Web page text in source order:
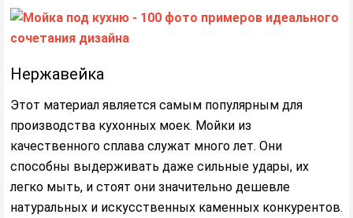
Нержавейка
Этот материал является самым популярным для
производства кухонных моек. Мойки из
качественного сплава служат много лет. Они
способны выдерживать даже сильные удары, их
легко мыть, и стоят они значительно дешевле
натуральных и искусственных каменных конкурентов.